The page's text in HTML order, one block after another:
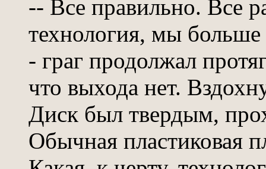
-- Все правильно. Все
технология, мы больше
- граг продолжал
что выхода нет.
Диск был твердым,
Обычная пластиковая